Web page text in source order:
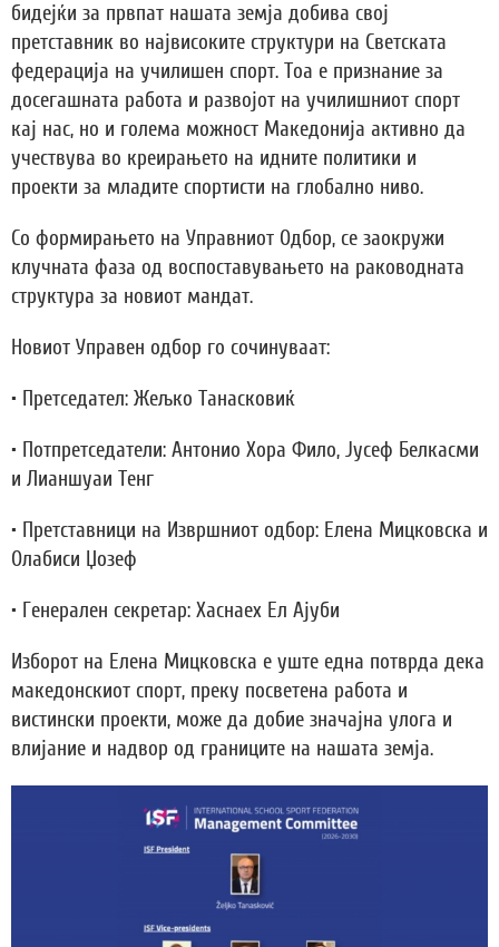
бидејќи за првпат нашата земја добива свој
претставник во највисоките структури на Светската
федерација на училишен спорт. Тоа е признание за
досегашната работа и развојот на училишниот спорт
кај нас, но и голема можност Македонија активно да
учествува во креирањето на идните политики и
проекти за младите спортисти на глобално ниво.
Со формирањето на Управниот Одбор, се заокружи
клучната фаза од воспоставувањето на раководната
структура за новиот мандат.
Новиот Управен одбор го сочинуваат:
• Претседател: Жељко Танасковиќ
• Потпретседатели: Антонио Хора Фило, Јусеф Белкасми
и Лианшуаи Тенг
• Претставници на Извршниот одбор: Елена Мицковска и
Олабиси Џозеф
• Генерален секретар: Хаснаех Ел Ајуби
Изборот на Елена Мицковска е уште една потврда дека
македонскиот спорт, преку посветена работа и
вистински проекти, може да добие значајна улога и
влијание и надвор од границите на нашата земја.